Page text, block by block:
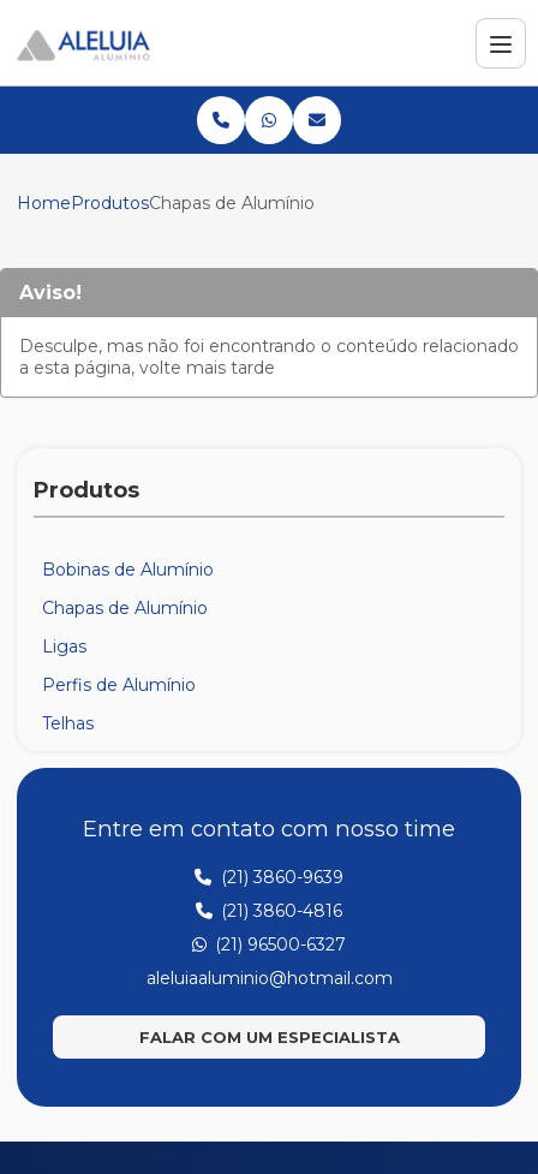
HomeProdutosChapas de Alumínio
Aviso!
Desculpe, mas não foi encontrando o conteúdo relacionado
a esta página, volte mais tarde
Produtos
Bobinas de Alumínio
Chapas de Alumínio
Ligas
Perfis de Alumínio
Telhas
Entre em contato com nosso time
(21) 3860-9639
(21) 3860-4816
(21) 96500-6327
aleluiaaluminio@hotmail.com
FALAR COM UM ESPECIALISTA